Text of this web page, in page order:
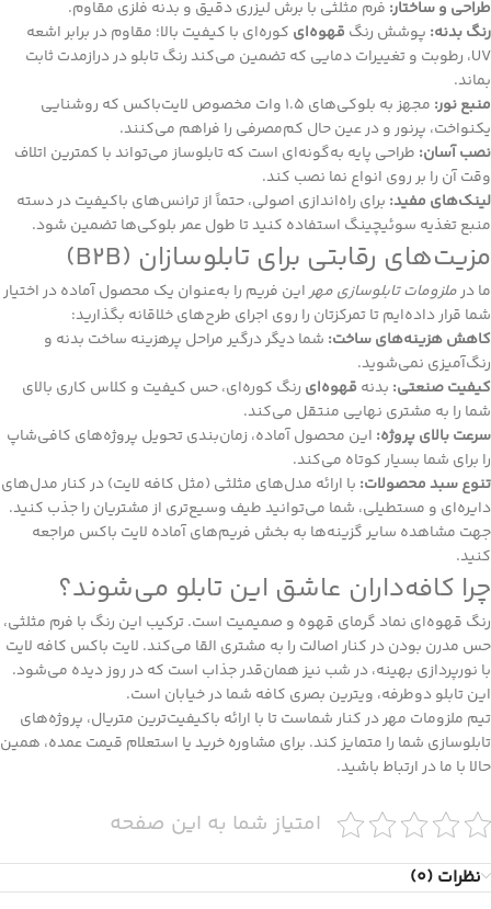
طراحی و ساختار: فرم مثلثی با برش لیزری دقیق و بدنه فلزی مقاوم.
رنگ بدنه: پوشش رنگ قهوه‌ای کوره‌ای با کیفیت بالا؛ مقاوم در برابر اشعه
UV، رطوبت و تغییرات دمایی که تضمین می‌کند رنگ تابلو در درازمدت ثابت
بماند.
منبع نور:
مجهز به بلوکی‌های ۱.۵ وات مخصوص لایت‌باکس که روشنایی
یکنواخت، پرنور و در عین حال کم‌مصرفی را فراهم می‌کنند.
نصب آسان: طراحی پایه به‌گونه‌ای است که تابلوساز می‌تواند با کمترین اتلاف
وقت آن را بر روی انواع نما نصب کند.
لینک‌های مفید: برای راه‌اندازی اصولی، حتماً از ترانس‌های باکیفیت در دسته
منبع تغذیه سوئیچینگ استفاده کنید تا طول عمر بلوکی‌ها تضمین شود.
مزیت‌های رقابتی برای تابلوسازان (B2B)
ما درملزومات تابلوسازی مهراین فریم را به‌عنوان یک محصول آماده در اختیار
شما قرار داده‌ایم تا تمرکزتان را روی اجرای طرح‌های خلاقانه بگذارید:
کاهش هزینه‌های ساخت: شما دیگر درگیر مراحل پرهزینه ساخت بدنه و
رنگ‌آمیزی نمی‌شوید.
کیفیت صنعتی: بدنه قهوه‌ای رنگ کوره‌ای، حس کیفیت و کلاس کاری بالای
شما را به مشتری نهایی منتقل می‌کند.
سرعت بالای پروژه: این محصول آماده، زمان‌بندی تحویل پروژه‌های کافی‌شاپ
را برای شما بسیار کوتاه می‌کند.
تنوع سبد محصولات: با ارائه مدل‌های مثلثی (مثل کافه لایت) در کنار مدل‌های
دایره‌ای و مستطیلی، شما می‌توانید طیف وسیع‌تری از مشتریان را جذب کنید.
جهت مشاهده سایر گزینه‌ها به بخش فریم‌های آماده لایت باکس مراجعه
کنید.
چرا کافه‌داران عاشق این تابلو می‌شوند؟
رنگ قهوه‌ای نماد گرمای قهوه و صمیمیت است. ترکیب این رنگ با فرم مثلثی،
حس مدرن بودن در کنار اصالت را به مشتری القا می‌کند. لایت باکس کافه لایت
با نورپردازی بهینه، در شب نیز همان‌قدر جذاب است که در روز دیده می‌شود.
این تابلو دوطرفه، ویترین بصری کافه شما در خیابان است.
تیم ملزومات مهر در کنار شماست تا با ارائه باکیفیت‌ترین متریال، پروژه‌های
تابلوسازی شما را متمایز کند. برای مشاوره خرید یا استعلام قیمت عمده، همین
حالا با ما در ارتباط باشید.
امتیاز شما به این صفحه
نظرات (0)